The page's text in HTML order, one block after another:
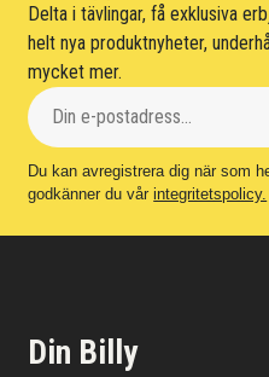
Delta i tävlingar, få exklusiva
helt nya produktnyheter,
mycket mer.
Du kan avregistrera dig när som
godkänner du vårintegritetspolicy.
Din Billy